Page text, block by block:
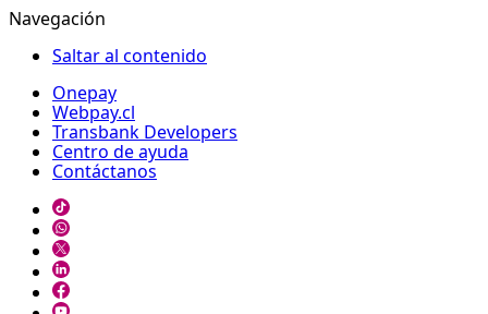
Navegación
Saltar al contenido
Onepay
Webpay.cl
Transbank Developers
Centro de ayuda
Contáctanos